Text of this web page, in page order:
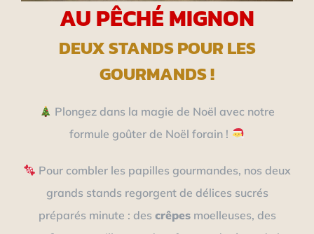
AU PÊCHÉ MIGNON
DEUX STANDS POUR LES
GOURMANDS !
Plongez dans la magie de Noël avec notre
formule goûter de Noël forain !
Pour combler les papilles gourmandes, nos deux
grands stands regorgent de délices sucrés
préparés minute : des crêpesmoelleuses, des